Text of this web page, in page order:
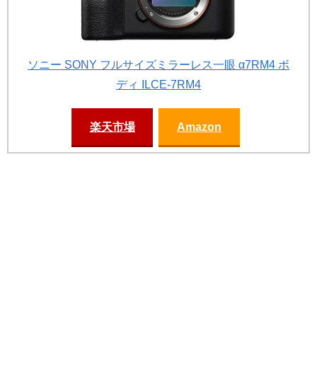
ソニー SONY フルサイズミラーレス一眼 α7RM4 ボ
ディ ILCE-7RM4
楽天市場 Amazon